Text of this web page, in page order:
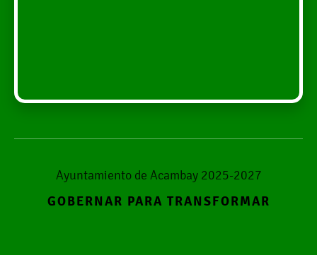
Ayuntamiento de Acambay 2025-2027
GOBERNAR PARA TRANSFORMAR